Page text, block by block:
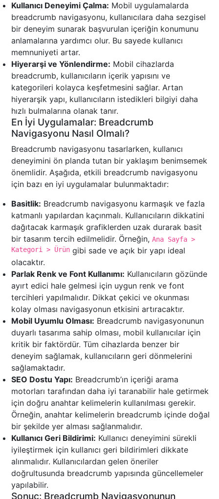
Kullanıcı Deneyimi Çalma: Mobil uygulamalarda
breadcrumb navigasyonu, kullanıcılara daha sezgisel
bir deneyim sunarak başvurulan içeriğin konumunu
anlamalarına yardımcı olur. Bu sayede kullanıcı
memnuniyeti artar.
Hiyerarşi ve Yönlendirme: Mobil cihazlarda
breadcrumb, kullanıcıların içerik yapısını ve
kategorileri kolayca keşfetmesini sağlar. Artan
hiyerarşik yapı, kullanıcıların istedikleri bilgiyi daha
hızlı bulmalarına olanak tanır.
En İyi Uygulamalar: Breadcrumb
Navigasyonu Nasıl Olmalı?
Breadcrumb navigasyonu tasarlarken, kullanıcı
deneyimini ön planda tutan bir yaklaşım benimsemek
önemlidir. Aşağıda, etkili breadcrumb navigasyonu
için bazı en iyi uygulamalar bulunmaktadır:
Basitlik: Breadcrumb navigasyonu karmaşık ve fazla
katmanlı yapılardan kaçınmalı. Kullanıcıların dikkatini
dağıtacak karmaşık grafiklerden uzak durarak basit
bir tasarım tercih edilmelidir. Örneğin, Ana Sayfa >
Kategori > Ürün gibi sade ve açık bir yapı ideal
olacaktır.
Parlak Renk ve Font Kullanımı: Kullanıcıların gözünde
ayırt edici hale gelmesi için uygun renk ve font
tercihleri yapılmalıdır. Dikkat çekici ve okunması
kolay olması navigasyonun etkisini artıracaktır.
Mobil Uyumlu Olması: Breadcrumb navigasyonunun
duyarlı tasarıma sahip olması, mobil kullanıcılar için
kritik bir faktördür. Tüm cihazlarda benzer bir
deneyim sağlamak, kullanıcıların geri dönmelerini
sağlamaktadır.
SEO Dostu Yapı: Breadcrumb’ın içeriği arama
motorları tarafından daha iyi taranabilir hale getirmek
için doğru anahtar kelimelerin kullanılması gerekir.
Örneğin, anahtar kelimelerin breadcrumb içinde doğal
bir şekilde yer alması sağlanmalıdır.
Kullanıcı Geri Bildirimi: Kullanıcı deneyimini sürekli
iyileştirmek için kullanıcı geri bildirimleri dikkate
alınmalıdır. Kullanıcılardan gelen öneriler
doğrultusunda breadcrumb yapısında güncellemeler
yapılabilir.
Sonuç: Breadcrumb Navigasyonunun